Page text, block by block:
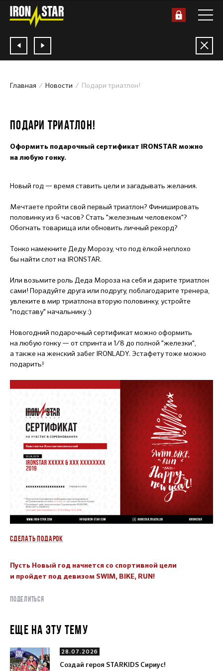
Главная Новости Подари триатлон!
ПОДАРИ ТРИАТЛОН!
Оформить подарочный сертификат IRONSTAR можно
на любую гонку.
Новый год — время ставить цели и загадывать желания.
Мечтаете пройти свой первый триатлон? Финишировать
половинку из 6 часов? Стать "железным человеком"?
Обогнать товарища или обновить личный рекорд?
Тонко намекните Деду Морозу, что под ёлкой неплохо
бы найти слот на IRONSTAR.
Или возьмите роль Деда Мороза на себя и дарите триатлон
сами! Порадуйте друга или подругу, поблагодарите тренера,
увлеките в мир триатлона вторую половинку, устройте
"подставу" начальнику :)
Новогодний подарочный сертификат можно оформить
на любую гонку — от спринта и 1/8 до полной "железки",
а также на женский забег IRONLADY. Эстафету тоже можно
подарить!
СДЕЛАТЬ ПОДАРОК
Пусть Новый год начнется со спортивной цели
и пройдет под девизом SWIM, BIKE, RUN!
ПОДЕЛИТЬСЯ
ЕЩЕ НА ЭТУ ТЕМУ
28.07.2026
Создай героя STARKIDS Сириус!